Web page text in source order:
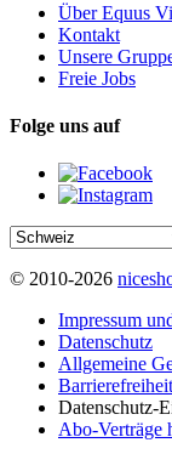
Über Equus
Kontakt
Unsere
Freie Jobs
Folge uns auf
© 2010-2026
Impressum
Datenschutz
Allgemeine
Datenschutz-
Abo-Verträge